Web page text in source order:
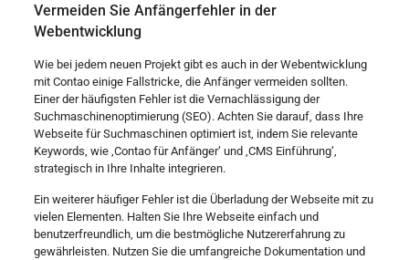
Vermeiden Sie Anfängerfehler in der
Webentwicklung
Wie bei jedem neuen Projekt gibt es auch in der Webentwicklung
mit Contao einige Fallstricke, die Anfänger vermeiden sollten.
Einer der häufigsten Fehler ist die Vernachlässigung der
Suchmaschinenoptimierung (SEO). Achten Sie darauf, dass Ihre
Webseite für Suchmaschinen optimiert ist, indem Sie relevante
Keywords, wie ‚Contao für Anfänger‘ und ‚CMS Einführung‘,
strategisch in Ihre Inhalte integrieren.
Ein weiterer häufiger Fehler ist die Überladung der Webseite mit zu
vielen Elementen. Halten Sie Ihre Webseite einfach und
benutzerfreundlich, um die bestmögliche Nutzererfahrung zu
gewährleisten. Nutzen Sie die umfangreiche Dokumentation und